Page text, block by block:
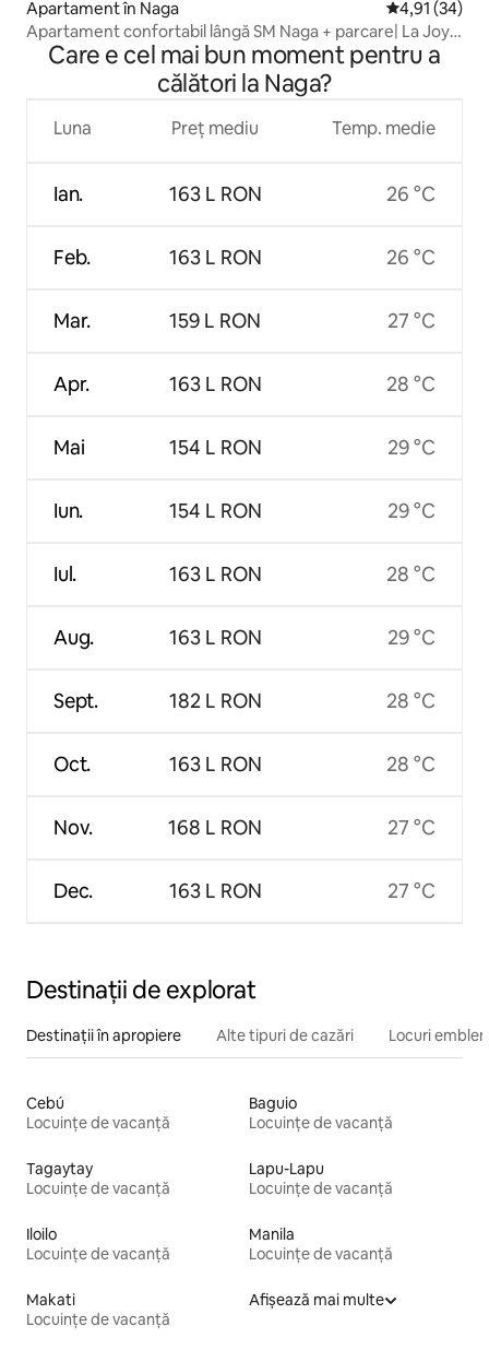
Apartament în Naga Scor mediu
4,91 (34)
Apartament confortabil lângă SM Naga + parcare| La Joya
SuiteCare e cel mai bun moment pentru a
călători la Naga?
Luna
Ian.
Feb.
Mar.
Apr.
Mai
Iun.
Iul.
Aug.
Sept.
Oct.
Nov.
Dec.
Preț mediu
163 L RON
163 L RON
159 L RON
163 L RON
154 L RON
154 L RON
163 L RON
163 L RON
182 L RON
163 L RON
168 L RON
163 L RON
Temp. medie
26 °C
26 °C
27 °C
28 °C
29 °C
29 °C
28 °C
29 °C
28 °C
28 °C
27 °C
27 °C
Destinații de explorat
Destinații în apropiere Alte tipuri de cazări Locuri
Cebú
Locuințe de vacanță
Baguio
Locuințe de vacanță
Tagaytay
Locuințe de vacanță
Lapu-Lapu
Locuințe de vacanță
Iloilo
Locuințe de vacanță
Manila
Locuințe de vacanță
Makati
Locuințe de vacanță
Afișează mai multe